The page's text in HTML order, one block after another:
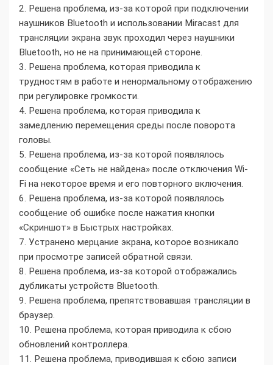
2. Решена проблема, из-за которой при подключении
наушников Bluetooth и использовании Miracast для
трансляции экрана звук проходил через наушники
Bluetooth, но не на принимающей стороне.
3. Решена проблема, которая приводила к
трудностям в работе и ненормальному отображению
при регулировке громкости.
4. Решена проблема, которая приводила к
замедлению перемещения среды после поворота
головы.
5. Решена проблема, из-за которой появлялось
сообщение «Сеть не найдена» после отключения Wi-
Fi на некоторое время и его повторного включения.
6. Решена проблема, из-за которой появлялось
сообщение об ошибке после нажатия кнопки
«Скриншот» в Быстрых настройках.
7. Устранено мерцание экрана, которое возникало
при просмотре записей обратной связи.
8. Решена проблема, из-за которой отображались
дубликаты устройств Bluetooth.
9. Решена проблема, препятствовавшая трансляции в
браузер.
10. Решена проблема, которая приводила к сбою
обновлений контроллера.
11. Решена проблема, приводившая к сбою записи